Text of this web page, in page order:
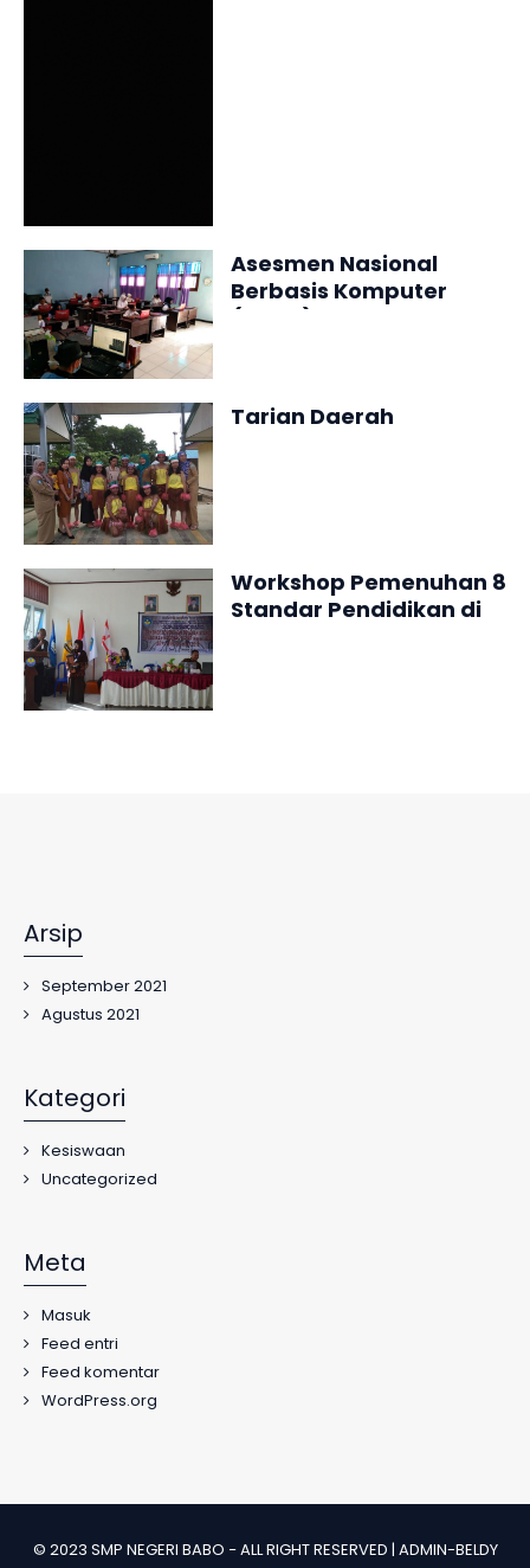
Asesmen Nasional
Berbasis Komputer
(ANBK) 2021
Tarian Daerah
Workshop Pemenuhan 8
Standar Pendidikan di
Arsip
September 2021
Agustus 2021
Kategori
Kesiswaan
Uncategorized
Meta
Masuk
Feed entri
Feed komentar
WordPress.org
© 2023 SMP NEGERI BABO − ALL RIGHT RESERVED | ADMIN-BELDY